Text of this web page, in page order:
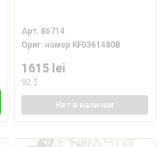
Арт. 86714
Ориг. номер KF0361480B
1615 lei
92 $
Нет в наличии